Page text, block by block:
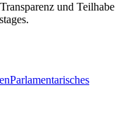
und Teilhabe
Parlamentarisches